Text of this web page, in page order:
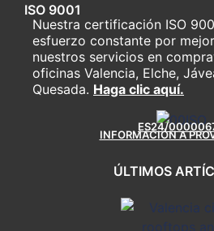
ISO 9001
Nuestra certificación ISO
esfuerzo constante por
nuestros servicios en
oficinas Valencia, Elche,
Quesada. Haga clic aquí.
ES24/
INFORMACIÓN A
ÚLTIMOS